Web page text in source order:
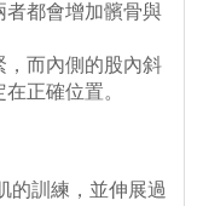
者都會增加髕骨與
，而內側的股內斜
正確位置。
的訓練，並伸展過